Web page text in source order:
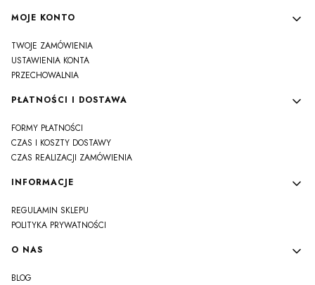
MOJE KONTO
TWOJE ZAMÓWIENIA
USTAWIENIA KONTA
PRZECHOWALNIA
PŁATNOŚCI I DOSTAWA
FORMY PŁATNOŚCI
CZAS I KOSZTY DOSTAWY
CZAS REALIZACJI ZAMÓWIENIA
INFORMACJE
REGULAMIN SKLEPU
POLITYKA PRYWATNOŚCI
O NAS
BLOG